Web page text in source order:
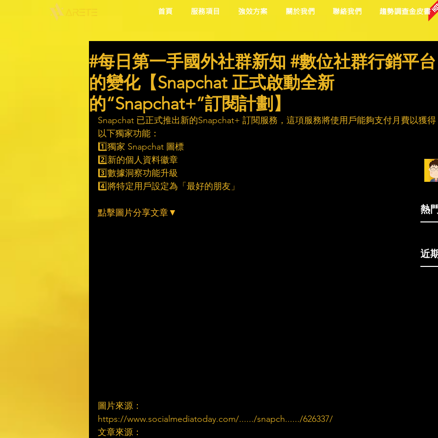
首頁 服務項目 強效方案 關於我們 聯絡我們 趨勢調查金皮書
#每日第一手國外社群新知 #數位社群行銷平台
的變化【Snapchat 正式啟動全新
的“Snapchat+”訂閱計劃】
Snapchat 已正式推出新的Snapchat+ 訂閱服務，這項服務將使用戶能夠支付月費以獲得
以下獨家功能：
1️⃣獨家 Snapchat 圖標
2️⃣新的個人資料徽章
3️⃣數據洞察功能升級
4️⃣將特定用戶設定為「最好的朋友」
點擊圖片分享文章▼
圖片來源：
https://www.socialmediatoday.com/....../snapch....../626337/
文章來源：
熱
近